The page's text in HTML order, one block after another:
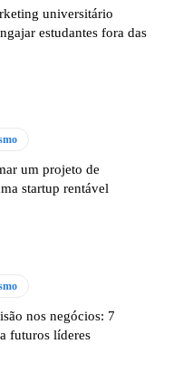
universitário
estudantes fora das
um projeto de
startup rentável
nos negócios: 7
futuros líderes